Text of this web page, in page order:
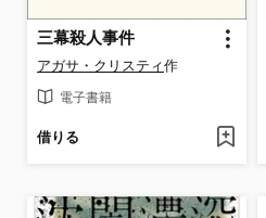
三幕殺人事件
アガサ・クリスティ作
電子書籍
借りる